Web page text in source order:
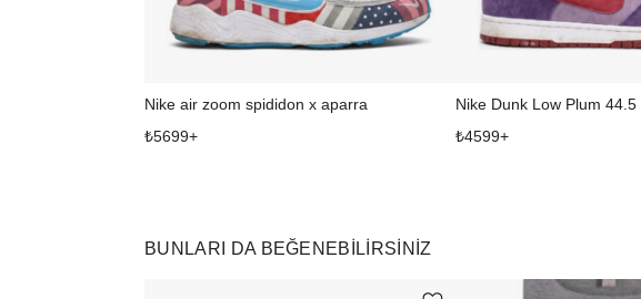
Nike air zoom spididon x aparra
₺5699+
Nike Dunk Low Plum 44.5
₺4599+
BUNLARI DA BEĞENEBILIRSINIZ